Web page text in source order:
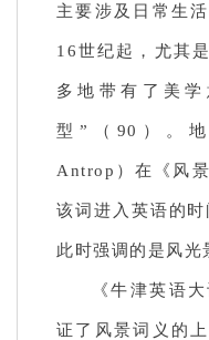
主要涉及日常生
16世纪起，尤其
多地带有了美
型”（90）。
Antrop）在《风
该词进入英语的
此时强调的是风光
《牛津英语
证了风景词义的